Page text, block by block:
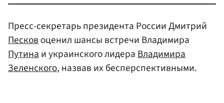
Пресс-секретарь президента России Дмитрий
Песковоценил шансы встречи Владимира
Путинаи украинского лидераВладимира
Зеленского, назвав их бесперспективными.